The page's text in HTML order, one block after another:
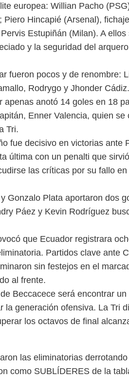
europea: Willian Pacho
Hincapié (Arsenal),
Estupiñán (Milan). A ellos
y la seguridad del
fueron pocos y de renombre:
Rodrygo y Jhonder Cádiz.
anotó 14 goles en 18
Enner Valencia, quien se
Tri.
fue decisivo en victorias ante
última con un penalti que
las críticas por su fallo en
Gonzalo Plata aportaron dos
Páez y Kevin Rodríguez
que Ecuador registrara
Partidos clave ante
sin festejos en el
al frente.
Beccacece será encontrar
la generación ofensiva. La Tri
los octavos de final
las eliminatorias
como SUBLÍDERES de la